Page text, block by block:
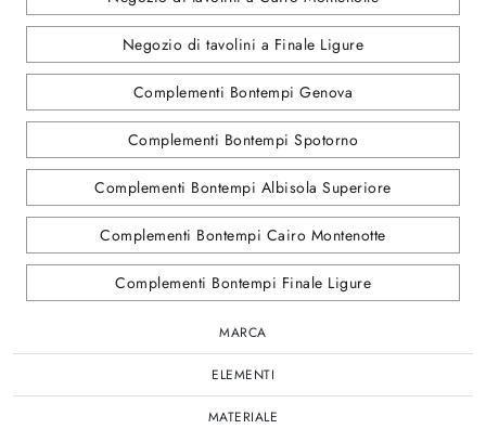
Negozio di tavolini a Finale Ligure
Complementi Bontempi Genova
Complementi Bontempi Spotorno
Complementi Bontempi Albisola Superiore
Complementi Bontempi Cairo Montenotte
Complementi Bontempi Finale Ligure
MARCA
ELEMENTI
MATERIALE